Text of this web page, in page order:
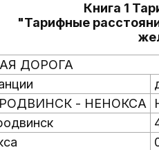
Книга 1
"Тарифные
ДОРОГА
- НЕНОКСА